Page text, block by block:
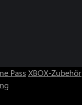
Pass XBOX-Zubehör